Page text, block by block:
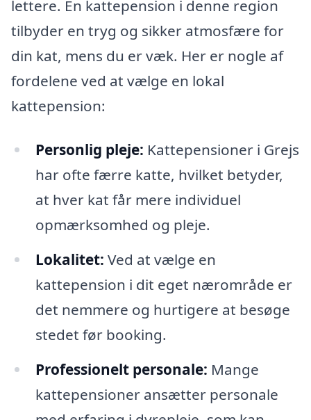
lettere. En kattepension i denne region
tilbyder en tryg og sikker atmosfære for
din kat, mens du er væk. Her er nogle af
fordelene ved at vælge en lokal
kattepension:
Personlig pleje: Kattepensioner i Grejs
har ofte færre katte, hvilket betyder,
at hver kat får mere individuel
opmærksomhed og pleje.
Lokalitet: Ved at vælge en
kattepension i dit eget nærområde er
det nemmere og hurtigere at besøge
stedet før booking.
Professionelt personale: Mange
kattepensioner ansætter personale